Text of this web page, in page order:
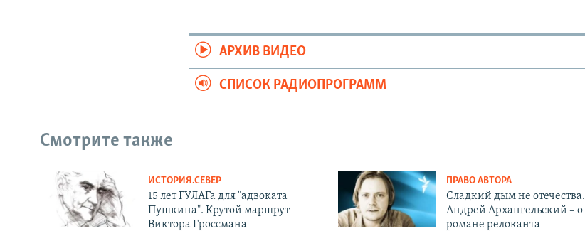
АРХИВ ВИДЕО
СПИСОК РАДИОПРОГРАММ
Смотрите также
ИСТОРИЯ.СЕВЕР
15 лет ГУЛАГа для "адвоката
Пушкина". Крутой маршрут
Виктора Гроссмана
ПРАВО АВТОРА
Сладкий дым не отечества.
Андрей Архангельский – о
романе релоканта